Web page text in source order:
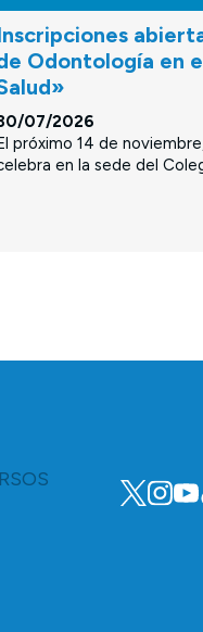
Odontología en
07/2026
próximo 14 de
en la sede del